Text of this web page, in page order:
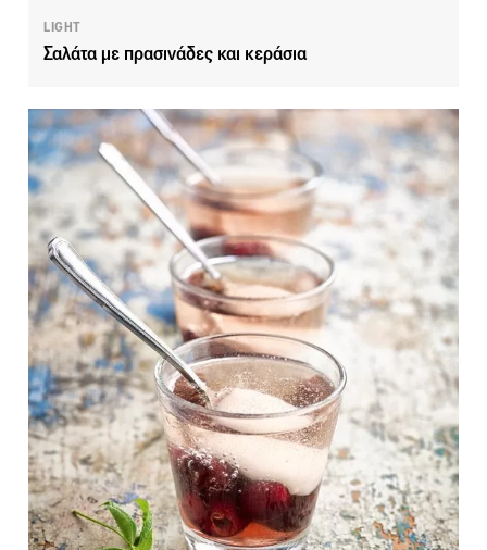
LIGHT
Σαλάτα με πρασινάδες και κεράσια